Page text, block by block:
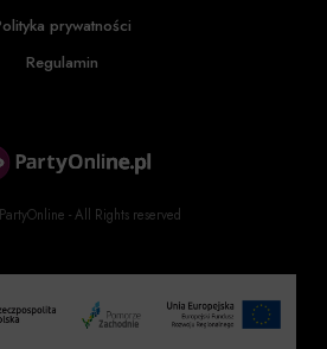
- All Rights reserved
prywatności
Regulamin